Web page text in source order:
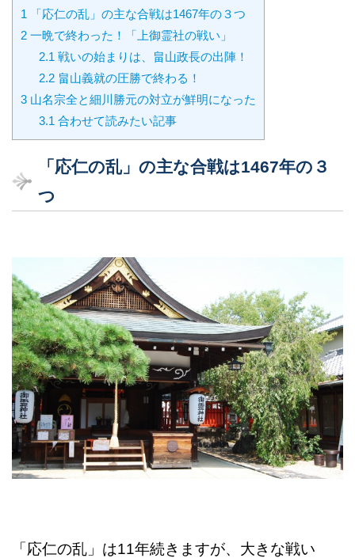
1 「応仁の乱」の主な合戦は1467年の３つ
2 一晩で終わった！「上御霊社の戦い」
2.1 戦いの始まりは、畠山政長の出陣！
2.2畠山義就の圧勝で終わる！
3 山名宗全と細川勝元の対立が鮮明になった
3.1 合わせて読みたい記事
「応仁の乱」の主な合戦は1467年の３
つ
「応仁の乱」は11年続きますが、大きな戦い